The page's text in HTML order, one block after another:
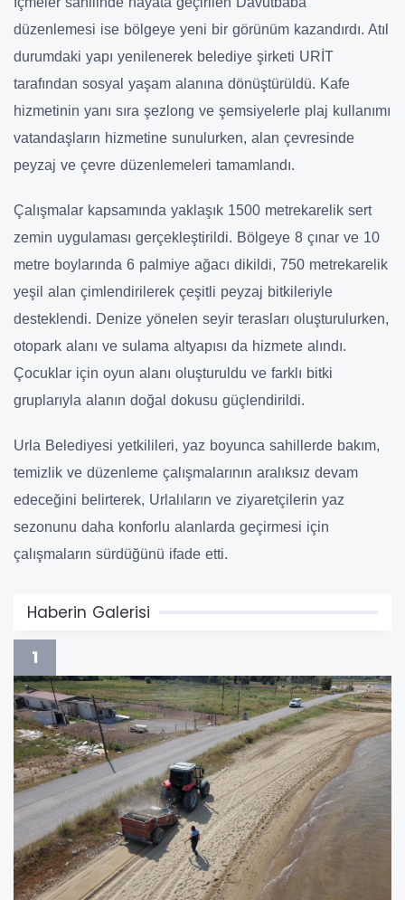
düzenlemesi ise bölgeye yeni bir görünüm kazandırdı. Atıl
durumdaki yapı yenilenerek belediye şirketi URİT
tarafından sosyal yaşam alanına dönüştürüldü. Kafe
hizmetinin yanı sıra şezlong ve şemsiyelerle plaj kullanımı
vatandaşların hizmetine sunulurken, alan çevresinde
peyzaj ve çevre düzenlemeleri tamamlandı.
Çalışmalar kapsamında yaklaşık 1500 metrekarelik sert
zemin uygulaması gerçekleştirildi. Bölgeye 8 çınar ve 10
metre boylarında 6 palmiye ağacı dikildi, 750 metrekarelik
yeşil alan çimlendirilerek çeşitli peyzaj bitkileriyle
desteklendi. Denize yönelen seyir terasları oluşturulurken,
otopark alanı ve sulama altyapısı da hizmete alındı.
Çocuklar için oyun alanı oluşturuldu ve farklı bitki
gruplarıyla alanın doğal dokusu güçlendirildi.
Urla Belediyesi yetkilileri, yaz boyunca sahillerde bakım,
temizlik ve düzenleme çalışmalarının aralıksız devam
edeceğini belirterek, Urlalıların ve ziyaretçilerin yaz
sezonunu daha konforlu alanlarda geçirmesi için
çalışmaların sürdüğünü ifade etti.
Haberin Galerisi
1